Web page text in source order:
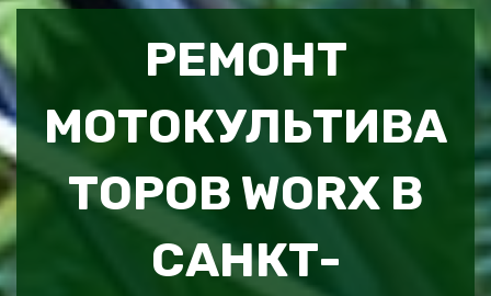
РЕМОНТ
МОТОКУЛЬТИВА
ТОРОВ WORX В
САНКТ-